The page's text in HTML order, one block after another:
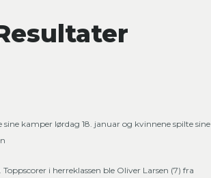
kamper lørdag 18. januar og kvinnene spilte sine
i herreklassen ble Oliver Larsen (7) fra